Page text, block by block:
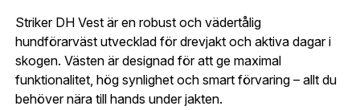
Striker DH Vest är en robust och vädertålig
hundförarväst utvecklad för drevjakt och aktiva dagar i
skogen. Västen är designad för att ge maximal
funktionalitet, hög synlighet och smart förvaring – allt du
behöver nära till hands under jakten.
fakturabetalning och tillgång till orderhistorik.
När du är inloggad hanteras beställningen
automatiskt enligt dina inställningar.
Org. nummer
Leverans & fakturaadress